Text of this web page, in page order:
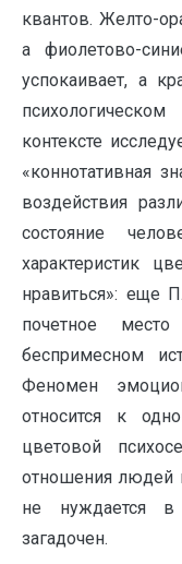
квантов. Желто-
а фиолетово-
успокаивает, а
контексте
«коннотативная
воздействия
состояние
характеристик
нравиться»: еще
почетное
беспримесном
Феномен
относится к
цветовой
отношения людей
не нуждается в
загадочен.